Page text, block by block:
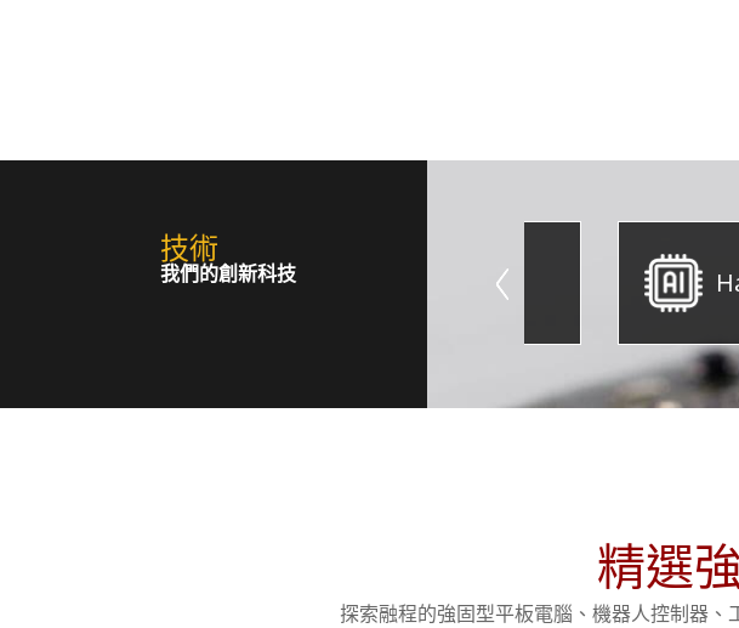
技術
我們的創新科技
安裝解決方案 Hailo-8
精選
探索融程的強固型平板電腦、機器人控制器